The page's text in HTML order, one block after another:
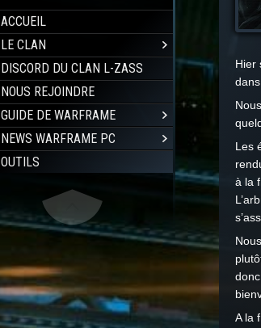
ACCUEIL
LE CLAN
DISCORD DU CLAN L-ZASS
NOUS REJOINDRE
GUIDE DE WARFRAME
NEWS WARFRAME PC
OUTILS
Hier
Les
à la
A la